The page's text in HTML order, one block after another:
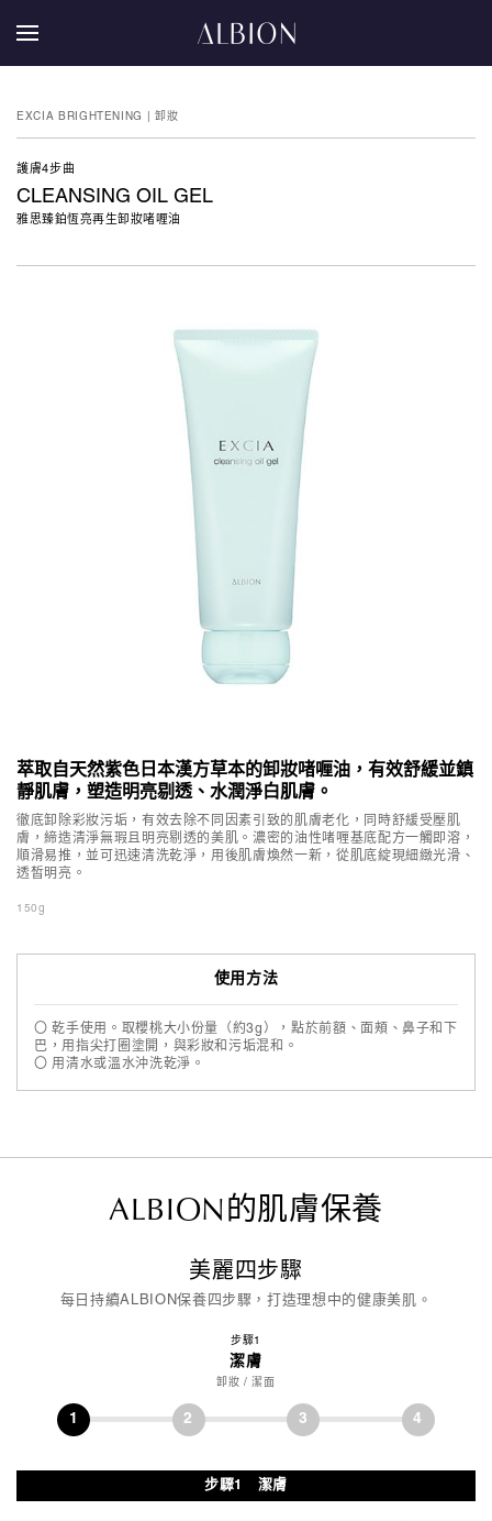
EXCIA BRIGHTENING | 卸妝
護膚4步曲
CLEANSING OIL GEL
雅思臻鉑恆亮再生卸妝啫喱油
萃取自天然紫色日本漢方草本的卸妝啫喱油，有效舒緩並鎮
靜肌膚，塑造明亮剔透、水潤淨白肌膚。
徹底卸除彩妝污垢，有效去除不同因素引致的肌膚老化，同時舒緩受壓肌
膚，締造清淨無瑕且明亮剔透的美肌。濃密的油性啫喱基底配方一觸即溶，
順滑易推，並可迅速清洗乾淨，用後肌膚煥然一新，從肌底綻現細緻光滑、
透皙明亮。
150g
使用方法
〇 乾手使用。取櫻桃大小份量（約3g），點於前額、面頰、鼻子和下
巴，用指尖打圈塗開，與彩妝和污垢混和。
〇 用清水或溫水沖洗乾淨。
ALBION的肌膚保養
美麗四步驟
每日持續ALBION保養四步驟，打造理想中的健康美肌。
步驟1
潔膚
卸妝 / 潔面
1 2 3 4
步驟1 潔膚